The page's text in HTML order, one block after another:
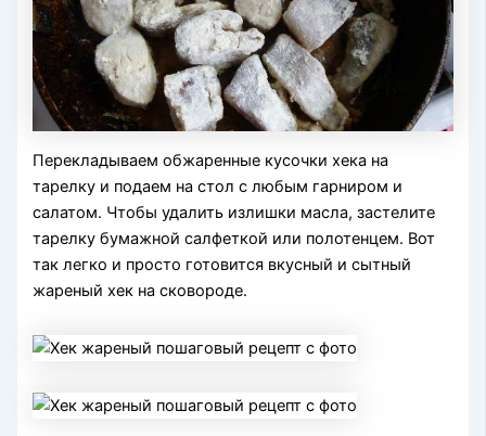
Перекладываем обжаренные кусочки хека на
тарелку и подаем на стол с любым гарниром и
салатом. Чтобы удалить излишки масла, застелите
тарелку бумажной салфеткой или полотенцем. Вот
так легко и просто готовится вкусный и сытный
жареный хек на сковороде.